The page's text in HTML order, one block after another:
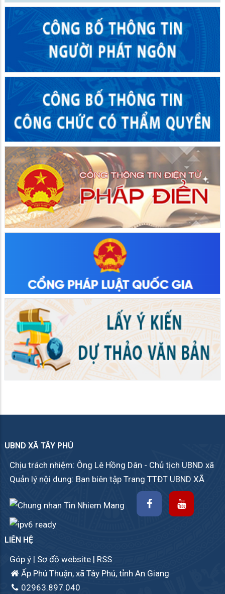
UBND XÃ TÂY PHÚ
Chịu trách nhiệm: Ông Lê Hồng Dân - Chủ tịch UBND xã
Quản lý nội dung: Ban biên tập Trang TTĐT UBND XÃ
LIÊN HỆ
Góp ý | Sơ đồ website | RSS
Ấp Phú Thuận, xã Tây Phú, tỉnh An Giang
02963.897.040